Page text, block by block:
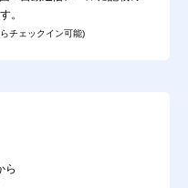
。
チェックイン可能)
ら